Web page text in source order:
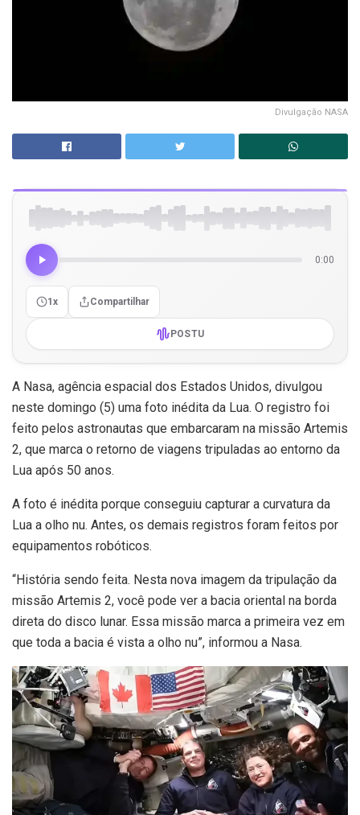
Divulgação NASA
0:00
1x Compartilhar
POSTU
A Nasa, agência espacial dos Estados Unidos, divulgou
neste domingo (5) uma foto inédita da Lua. O registro foi
feito pelos astronautas que embarcaram na missão Artemis
2, que marca o retorno de viagens tripuladas ao entorno da
Lua após 50 anos.
A foto é inédita porque conseguiu capturar a curvatura da
Lua a olho nu. Antes, os demais registros foram feitos por
equipamentos robóticos.
“História sendo feita. Nesta nova imagem da tripulação da
missão Artemis 2, você pode ver a bacia oriental na borda
direta do disco lunar. Essa missão marca a primeira vez em
que toda a bacia é vista a olho nu”, informou a Nasa.